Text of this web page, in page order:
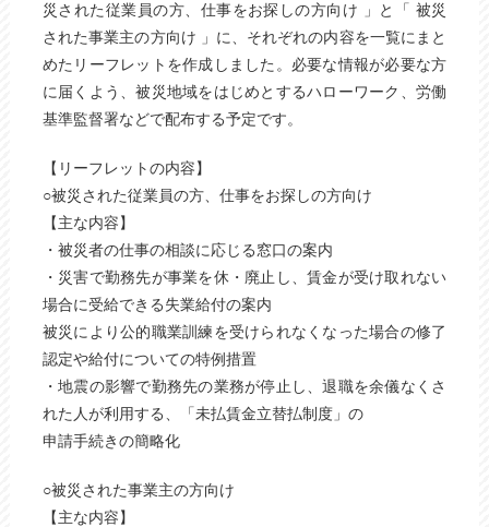
災された従業員の方、仕事をお探しの方向け 」と「 被災
された事業主の方向け 」に、それぞれの内容を一覧にまと
めたリーフレットを作成しました。必要な情報が必要な方
に届くよう、被災地域をはじめとするハローワーク、労働
基準監督署などで配布する予定です。
【リーフレットの内容】
○被災された従業員の方、仕事をお探しの方向け
【主な内容】
・被災者の仕事の相談に応じる窓口の案内
・災害で勤務先が事業を休・廃止し、賃金が受け取れない
場合に受給できる失業給付の案内
被災により公的職業訓練を受けられなくなった場合の修了
認定や給付についての特例措置
・地震の影響で勤務先の業務が停止し、退職を余儀なくさ
れた人が利用する、「未払賃金立替払制度」の
申請手続きの簡略化
○被災された事業主の方向け
【主な内容】